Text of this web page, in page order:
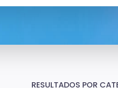
RESULTADOS POR